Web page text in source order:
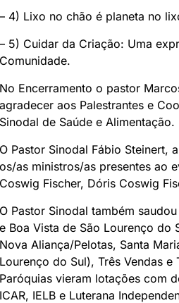
– 4) Lixo no chão é planeta no
– 5) Cuidar da Criação: Uma
Comunidade.
No Encerramento o pastor
agradecer aos Palestrantes e
Sinodal de Saúde e Alimentação.
O Pastor Sinodal Fábio Steinert,
os/as ministros/as presentes ao
Coswig Fischer, Dóris Coswig
O Pastor Sinodal também
e Boa Vista de São Lourenço do
Nova Aliança/Pelotas, Santa
Lourenço do Sul), Três Vendas
Paróquias vieram lotações com
ICAR, IELB e Luterana